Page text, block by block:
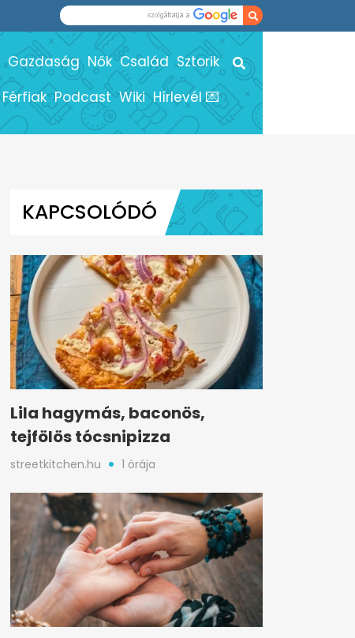
Gazdaság Nők Család Sztorik
Férfiak Podcast Wiki Hírlevél 💌
KAPCSOLÓDÓ
Lila hagymás, baconös,
tejfölös tócsnipizza
streetkitchen.hu 1 órája